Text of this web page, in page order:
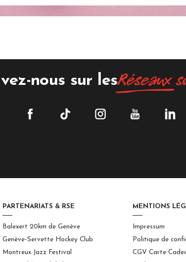
nous sur lesRéseaux
PARTENARIATS & RSE
Balexert 20km de Genève
Genève-Servette Hockey Club
Montreux Jazz Festival
MENTIONS
Impressum
Politique de
CGV Carte